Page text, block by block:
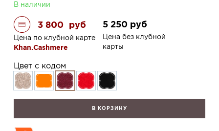
В наличии
3 800 руб
Цена по клубной карте
Khan.Cashmere
5 250 руб
Цена без клубной
карты
Цвет с кодом
В КОРЗИНУ